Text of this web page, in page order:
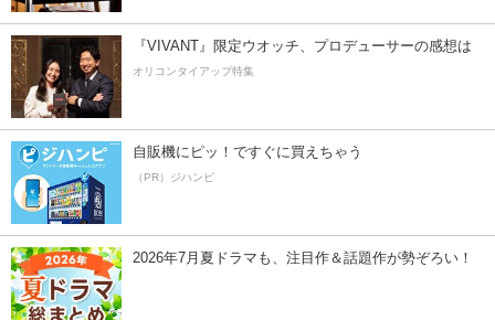
『VIVANT』限定ウオッチ、プロデューサーの感想は
オリコンタイアップ特集
自販機にピッ！ですぐに買えちゃう
（PR）ジハンピ
2026年7月夏ドラマも、注目作＆話題作が勢ぞろい！